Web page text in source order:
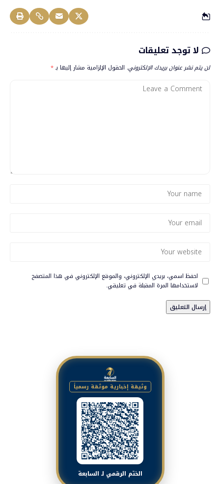
لا توجد تعليقات
لن يتم نشر عنوان بريدك الإلكتروني. الحقول الإلزامية مشار إليها بـ*
احفظ اسمي، بريدي الإلكتروني، والموقع الإلكتروني في هذا المتصفح
لاستخدامها المرة المقبلة في تعليقي.
وثيقة إخبارية موثقة رسمياً
الختم الرقمي لـ السابعة